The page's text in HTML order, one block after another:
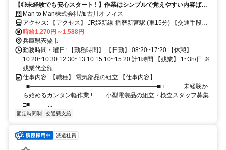
【◎未経験でも安心スタート ! 】作業はシンプルで覚えやすい内容ばか
り ! 手のひらサイズ部品で負担も少なめ !!
Man to Man株式会社/加古川オフィス
アクセス: 【アクセス】 JR姫新線 播磨新宮駅 (車15分) 【交通手段
（車通勤など）】 バイク・車通勤可
時給1,270円～1,588円
兵庫県宍粟市
勤務時間・曜日: 【勤務時間】 【日勤】 08:20~17:20 【休憩】
10:20~10:30 12:30~13:10 15:10~15:20 計1時間 【残業】 1~3h/日 ※
残業代全額...
仕事内容: 【職種】 電気部品の組立 【仕事内容】
□■―――――――――――――――――――――■□ 未経験か
ら始めるカンタン軽作業 ! 小型電装品の組立・検査スタッフ募集
□■―――...
固定時間制 交通費支給
派遣社員